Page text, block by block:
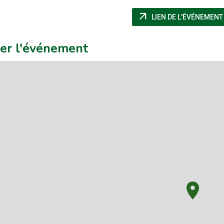
arrow_outward LIEN DE L'ÉVÉNEMENT
l'événement